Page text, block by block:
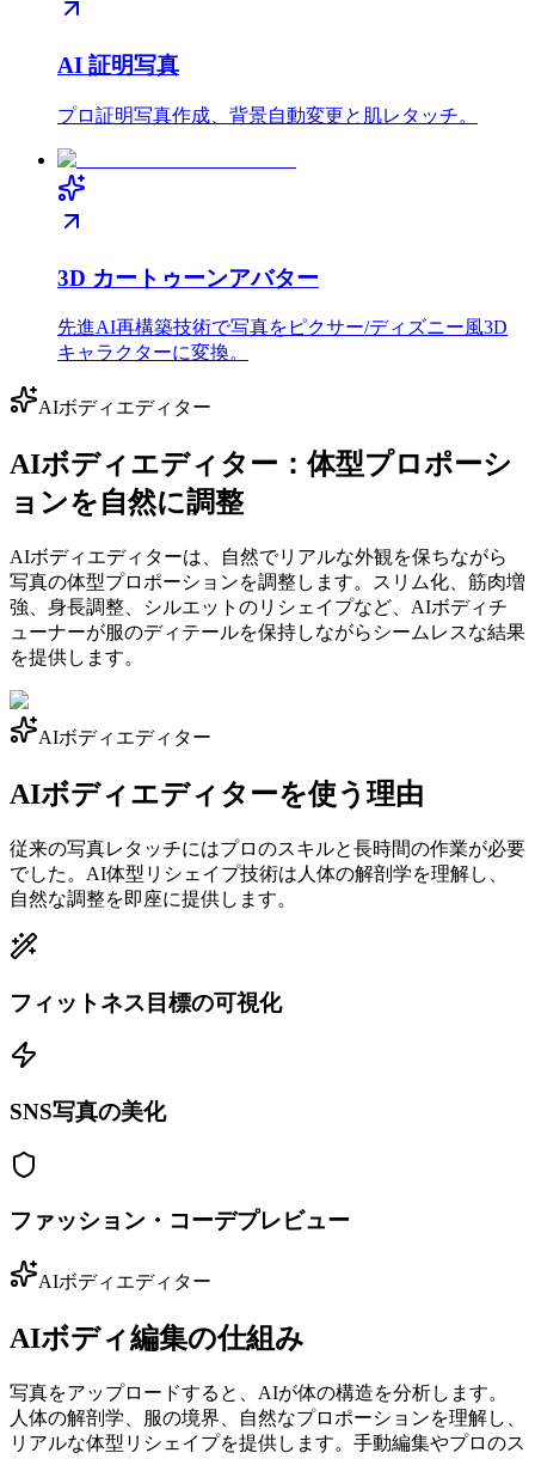
AI 証明写真
プロ証明写真作成、背景自動変更と肌レタッチ。
3D カートゥーンアバター
先進AI再構築技術で写真をピクサー/ディズニー風3D
キャラクターに変換。
AIボディエディター
AIボディエディター：体型プロポーシ
ョンを自然に調整
AIボディエディターは、自然でリアルな外観を保ちながら
写真の体型プロポーションを調整します。スリム化、筋肉増
強、身長調整、シルエットのリシェイプなど、AIボディチ
ューナーが服のディテールを保持しながらシームレスな結果
を提供します。
AIボディエディター
AIボディエディターを使う理由
従来の写真レタッチにはプロのスキルと長時間の作業が必要
でした。AI体型リシェイプ技術は人体の解剖学を理解し、
自然な調整を即座に提供します。
フィットネス目標の可視化
SNS写真の美化
ファッション・コーデプレビュー
AIボディエディター
AIボディ編集の仕組み
写真をアップロードすると、AIが体の構造を分析します。
人体の解剖学、服の境界、自然なプロポーションを理解し、
リアルな体型リシェイプを提供します。手動編集やプロのス